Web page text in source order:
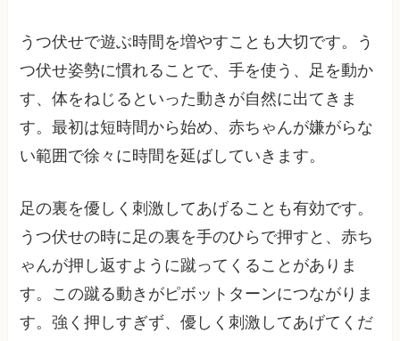
うつ伏せで遊ぶ時間を増やすことも大切です。う
つ伏せ姿勢に慣れることで、手を使う、足を動か
す、体をねじるといった動きが自然に出てきま
す。最初は短時間から始め、赤ちゃんが嫌がらな
い範囲で徐々に時間を延ばしていきます。
足の裏を優しく刺激してあげることも有効です。
うつ伏せの時に足の裏を手のひらで押すと、赤ち
ゃんが押し返すように蹴ってくることがありま
す。この蹴る動きがピボットターンにつながりま
す。強く押しすぎず、優しく刺激してあげてくだ